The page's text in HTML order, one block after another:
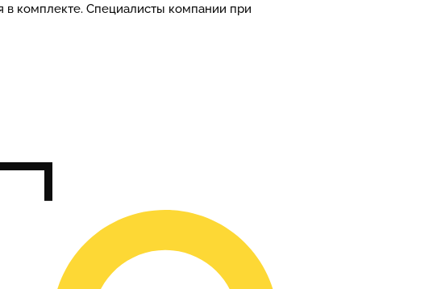
комплекте. Специалисты компании при